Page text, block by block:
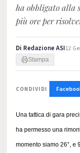
ha obbligato alla
più ore per
Di Redazione ASI12
Stampa
CONDIVIDI
Una tattica di gara
ha permesso una
momento siamo 26°, e